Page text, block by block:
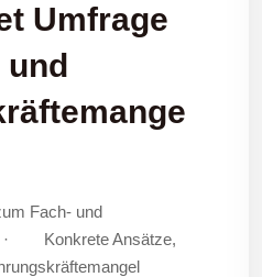
Umfrage
und
Fach- und
· Konkrete Ansätze,